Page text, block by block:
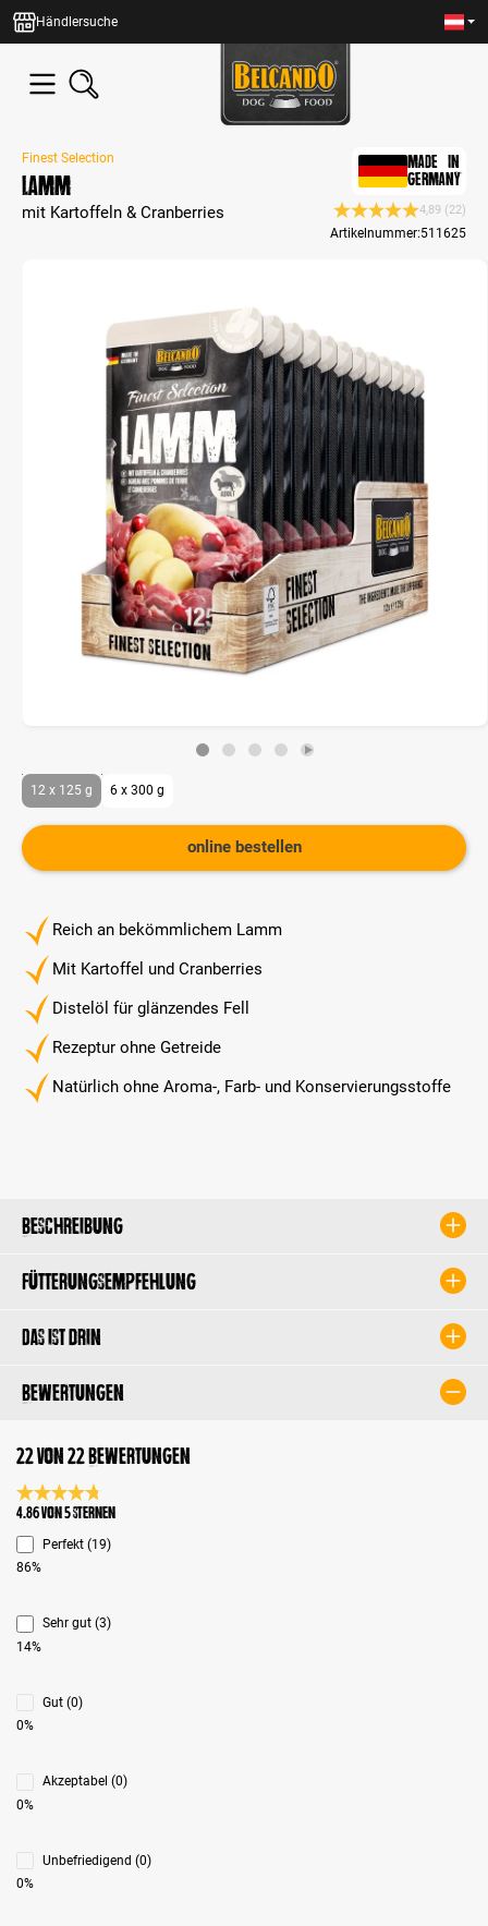
springen
Händlersuche
Finest Selection
Lamm
mit Kartoffeln & Cranberries
MADE IN
GERMANY
Durchschnittliche
4,89 (22)
Artikelnummer:511625
Reich an bekömmlichem Lamm
Mit Kartoffel und Cranberries
Distelöl für glänzendes Fell
Rezeptur ohne Getreide
Natürlich ohne Aroma-, Farb- und Konservierungsstoffe
12 x 125 g 6 x 300 g
online bestellen
Beschreibung
Fütterungsempfehlung
Das ist drin
Bewertungen
22 von 22 Bewertungen
Durchschnittliche Bewertung 4.8 von 5 Sternen
4.86 von 5 Sternen
Perfekt (19)
86%
Sehr gut (3)
14%
Gut (0)
0%
Akzeptabel (0)
0%
Unbefriedigend (0)
0%